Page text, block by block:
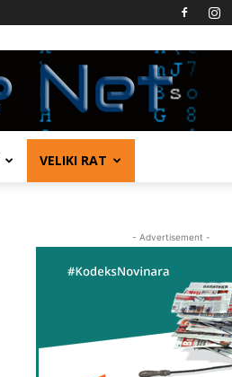
VELIKI RAT
- Advertisement -